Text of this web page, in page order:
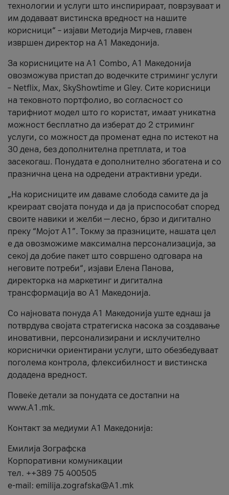
технологии и услуги што инспирираат, поврзуваат и
им додаваат вистинска вредност на нашите
корисници“ – изјави Методија Мирчев, главен
извршен директор на А1 Македонија.
За корисниците на A1 Combo, А1 Македонија
овозможува пристап до водечките стриминг услуги
– Netflix, Max, SkyShowtime и Gley. Сите корисници
на тековното портфолио, во согласност со
тарифниот модел што го користат, имаат уникатна
можност бесплатно да изберат до 2 стриминг
услуги, со можност да променат една по истекот на
30 дена, без дополнителна претплата, и тоа
засекогаш. Понудата е дополнително збогатена и со
празнична цена на одредени атрактивни уреди.
„На корисниците им даваме слобода самите да ја
креираат својата понуда и да ја приспособат според
своите навики и желби — лесно, брзо и дигитално
преку “Мојот А1”. Токму за празниците, нашата цел
е да овозможиме максимална персонализација, за
секој да добие пакет што совршено одговара на
неговите потреби“, изјави Елена Панова,
директорка на маркетинг и дигитална
трансформација во А1 Македонија.
Со најновата понуда А1 Македонија уште еднаш ја
потврдува својата стратегиска насока за создавање
иновативни, персонализирани и исклучително
кориснички ориентирани услуги, што обезбедуваат
поголема контрола, флексибилност и вистинска
додадена вредност.
Повеќе детали за понудата се достапни на
www.А1.mk.
Контакт за медиуми А1 Македонија:
Емилија Зографска
Корпоративни комуникации
тел. ++389 75 400505
e-mail: emilija.zografska@A1.mk